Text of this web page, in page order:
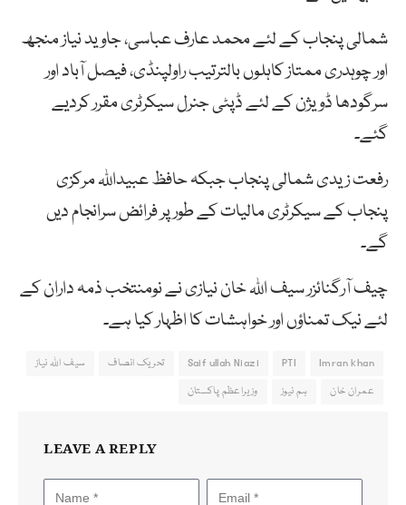
شمالی پنجاب کے لئے محمد عارف عباسی، جاوید نیاز منجھ
اور چوہدری ممتاز کاہلوں بالترتیب راولپنڈی، فیصل آباد اور
سرگودھا ڈویژن کے لئے ڈپٹی جنرل سیکرٹری مقرر کردیے
گئے۔
رفعت زیدی شمالی پنجاب جبکہ حافظ عبیداللہ مرکزی
پنجاب کے سیکرٹری مالیات کے طور پر فرائض سرانجام دیں
گے۔
چیف آرگنائزر سیف اللہ خان نیازی نے نومنتخب ذمہ داران کے
لئے نیک تمناؤں اور خواہشات کا اظہار کیا ہے۔
Imran khan
PTI
Saif ullah Niazi تحریک انصاف
سیف اللہ نیاز
عمران خان
ہم نیوز وزیراعظم پاکستان
LEAVE A REPLY